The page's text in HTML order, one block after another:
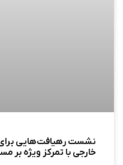
نشست رهیافت‌هایی
خارجی با تمرکز ویژه بر